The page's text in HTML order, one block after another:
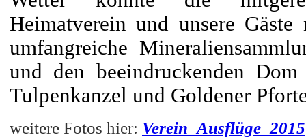
Heimatverein und unsere
umfangreiche
und den beeindruckenden
Tulpenkanzel und Goldener
weitere Fotos hier: Verein_Ausflüge_2015